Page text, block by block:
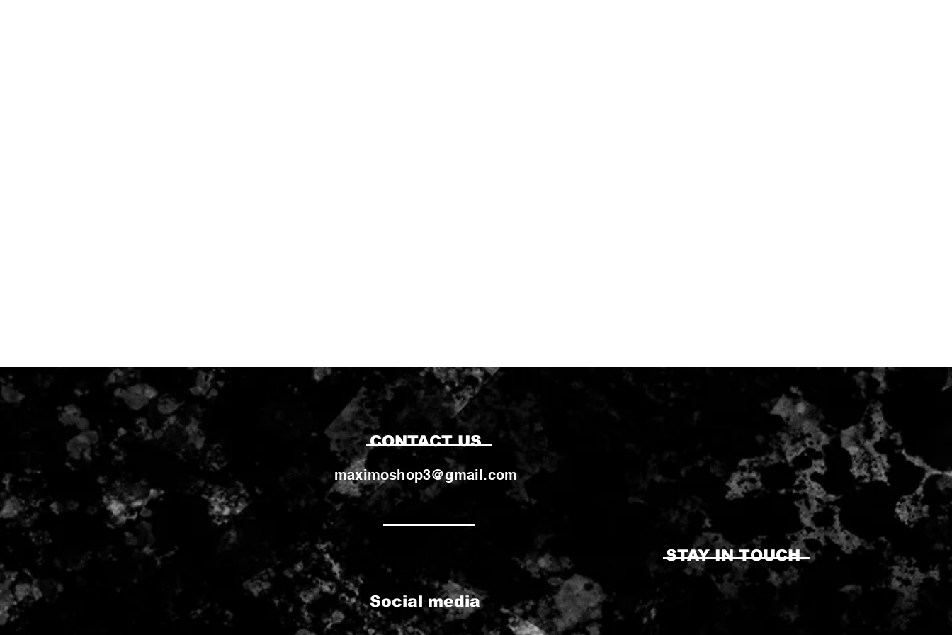
Social media
STAY IN TOUCH
CONTACT US
maximoshop3@gmail.com